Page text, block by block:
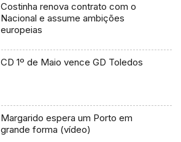
Costinha renova contrato com o
Nacional e assume ambições
europeias
CD 1º de Maio vence GD Toledos
Margarido espera um Porto em
grande forma (vídeo)